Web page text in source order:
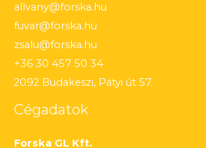
allvany@forska.hu
fuvar@forska.hu
zsalu@forska.hu
+36 30 457 50 34
2092 Budakeszi, Pátyi út 57.
Cégadatok
Forska GL Kft.